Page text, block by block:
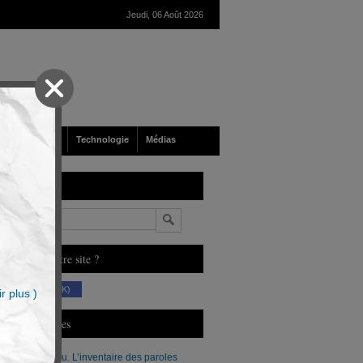
Jeudi, 06 Août 2026
Société Technologie Médias
Vous aimez notre site ?
(230 K)
Derniers Articles
Xavier Moreau. L’inventaire des paroles
plus )